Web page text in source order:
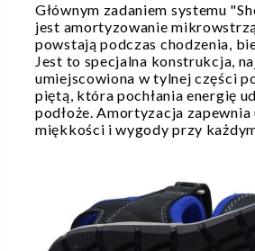
Głównym zadaniem systemu
jest amortyzowanie
powstają podczas chodzenia,
Jest to specjalna konstrukcja,
umiejscowiona w tylnej części
piętą, która pochłania energię
podłoże. Amortyzacja zapewnia
miękkości i wygody przy